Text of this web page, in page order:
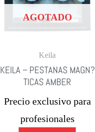
AGOTADO
Keila
KEILA – PESTANAS MAGN?
TICAS AMBER
Precio exclusivo para
profesionales